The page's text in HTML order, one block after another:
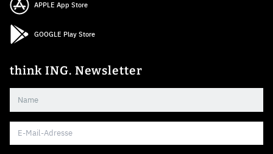
APPLE App Store
GOOGLE Play Store
think ING. Newsletter